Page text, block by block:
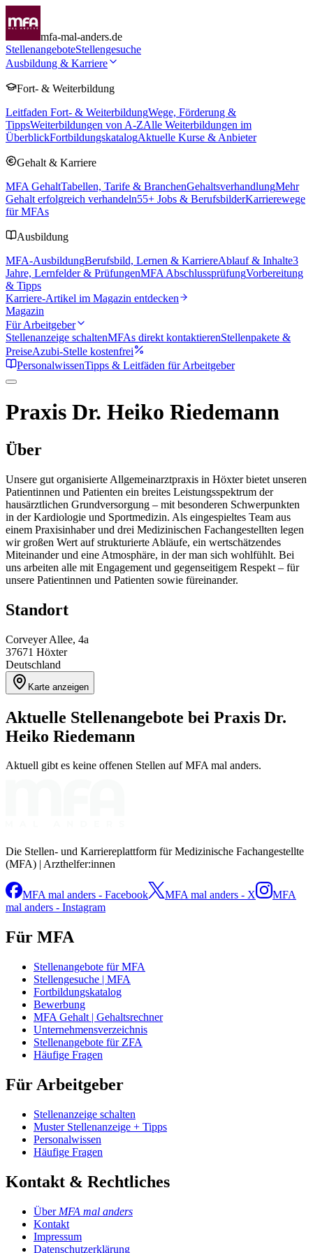
mfa-mal-anders.de
StellenangeboteStellengesuche
Ausbildung & Karriere
Fort- & Weiterbildung
Leitfaden Fort- & WeiterbildungWege, Förderung &
TippsWeiterbildungen von A-ZAlle Weiterbildungen im
ÜberblickFortbildungskatalogAktuelle Kurse & Anbieter
Gehalt & Karriere
MFA GehaltTabellen, Tarife & BranchenGehaltsverhandlungMehr
Gehalt erfolgreich verhandeln55+ Jobs & BerufsbilderKarrierewege
für MFAs
Ausbildung
MFA-AusbildungBerufsbild, Lernen & KarriereAblauf & Inhalte3
Jahre, Lernfelder & PrüfungenMFA AbschlussprüfungVorbereitung
& Tipps
Karriere-Artikel im Magazin entdecken
Magazin
Für Arbeitgeber
Stellenanzeige schaltenMFAs direkt kontaktierenStellenpakete &
PreiseAzubi-Stelle kostenfrei
PersonalwissenTipps & Leitfäden für Arbeitgeber
Praxis Dr. Heiko Riedemann
Über
Unsere gut organisierte Allgemeinarztpraxis in Höxter bietet unseren
Patientinnen und Patienten ein breites Leistungsspektrum der
hausärztlichen Grundversorgung – mit besonderen Schwerpunkten
in der Kardiologie und Sportmedizin. Als eingespieltes Team aus
einem Praxisinhaber und drei Medizinischen Fachangestellten legen
wir großen Wert auf strukturierte Abläufe, ein wertschätzendes
Miteinander und eine Atmosphäre, in der man sich wohlfühlt. Bei
uns arbeiten alle mit Engagement und gegenseitigem Respekt – für
unsere Patientinnen und Patienten sowie füreinander.
Standort
Corveyer Allee, 4a
37671 Höxter
Deutschland
Karte anzeigen
Aktuelle Stellenangebote bei Praxis Dr.
Heiko Riedemann
Aktuell gibt es keine offenen Stellen auf MFA mal anders.
Die Stellen- und Karriereplattform für Medizinische Fachangestellte
(MFA) | Arzthelfer:innen
MFA mal anders - Facebook MFA mal anders - X
MFA
mal anders - Instagram
Für MFA
Stellenangebote für MFA
Stellengesuche | MFA
Fortbildungskatalog
Bewerbung
MFA Gehalt | Gehaltsrechner
Unternehmensverzeichnis
Stellenangebote für ZFA
Häufige Fragen
Für Arbeitgeber
Stellenanzeige schalten
Muster Stellenanzeige + Tipps
Personalwissen
Häufige Fragen
Kontakt & Rechtliches
Über MFA mal anders
Kontakt
Impressum
Datenschutzerklärung